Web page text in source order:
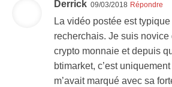
Derrick 09/03/2018 Répondre
La vidéo postée est
recherchais. Je suis
crypto monnaie et depuis
btimarket, c’est
m’avait marqué avec sa